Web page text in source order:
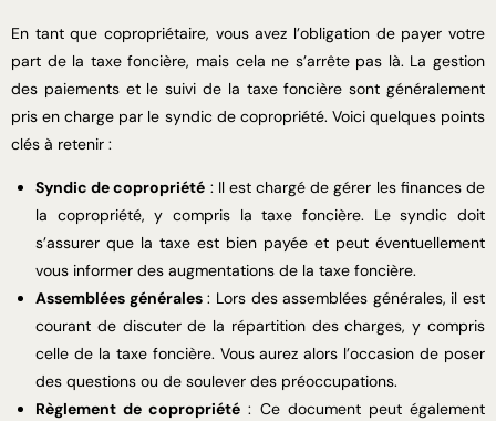
En tant que copropriétaire, vous avez l’obligation de payer votre
part de la taxe foncière, mais cela ne s’arrête pas là. La gestion
des paiements et le suivi de la taxe foncière sont généralement
pris en charge par le syndic de copropriété. Voici quelques points
clés à retenir :
Syndic de copropriété : Il est chargé de gérer les finances de
la copropriété, y compris la taxe foncière. Le syndic doit
s’assurer que la taxe est bien payée et peut éventuellement
vous informer des augmentations de la taxe foncière.
Assemblées générales: Lors des assemblées générales, il est
courant de discuter de la répartition des charges, y compris
celle de la taxe foncière. Vous aurez alors l’occasion de poser
des questions ou de soulever des préoccupations.
Règlement de copropriété : Ce document peut également